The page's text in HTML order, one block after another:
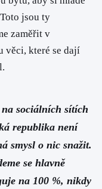
jsou ty
zaměřit v
věci, které se dají
sociálních sítích
republika není
smysl o nic snažit.
se hlavně
na 100 %, nikdy